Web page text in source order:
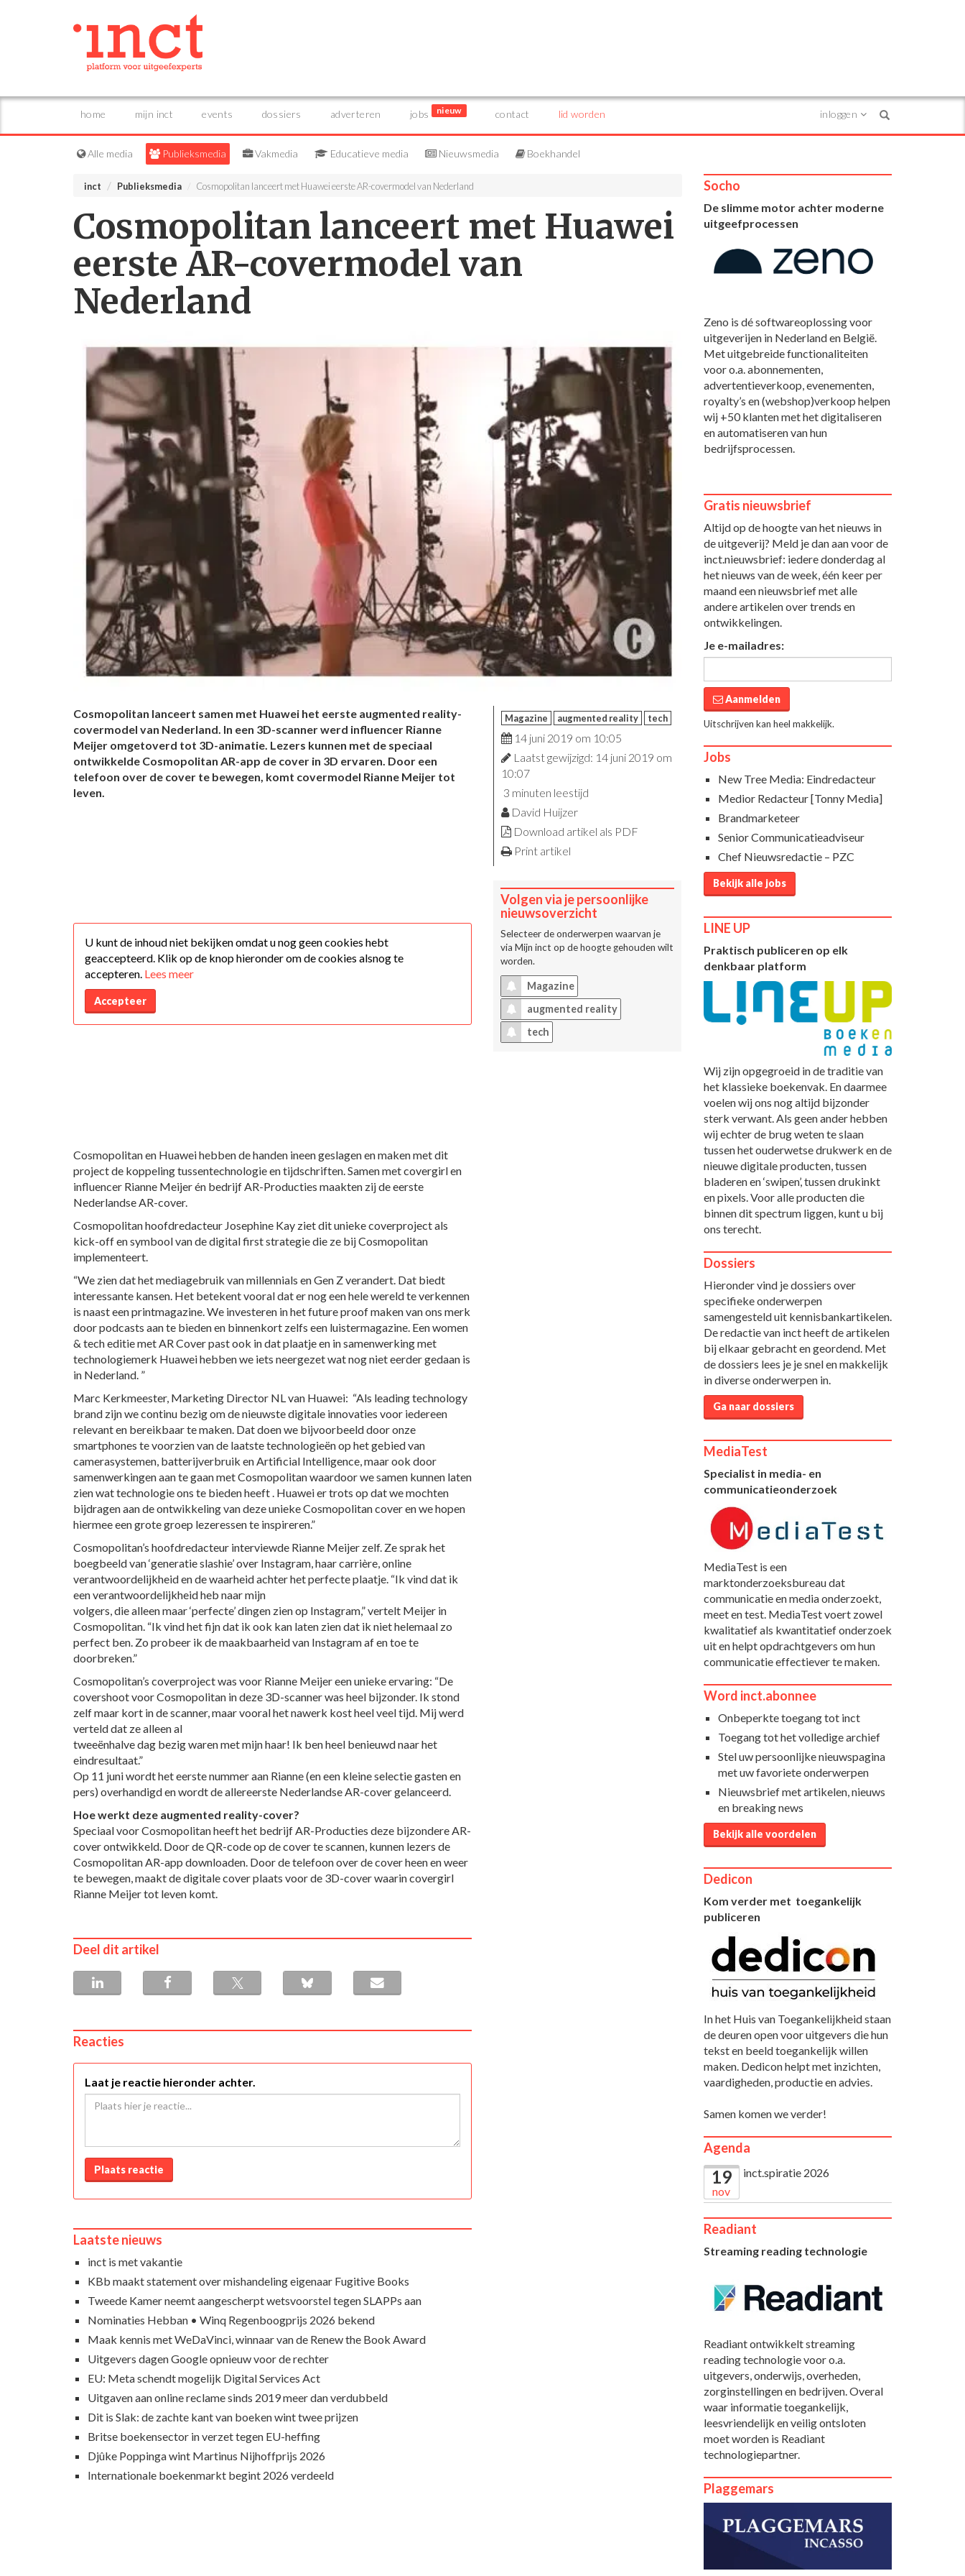
home mijn inct events dossiers adverteren jobs nieuw contact lid worden inloggen
Alle media Publieksmedia Vakmedia Educatieve media Nieuwsmedia Boekhandel
inct Publieksmedia Cosmopolitan lanceert met Huawei eerste AR-covermodel van Nederland
Cosmopolitan lanceert met Huawei
eerste AR-covermodel van
Nederland
Cosmopolitan lanceert samen met Huawei het eerste augmented reality-
covermodel van Nederland. In een 3D-scanner werd influencer Rianne
Meijer omgetoverd tot 3D-animatie. Lezers kunnen met de speciaal
ontwikkelde Cosmopolitan AR-app de cover in 3D ervaren. Door een
telefoon over de cover te bewegen, komt covermodel Rianne Meijer tot
leven.
U kunt de inhoud niet bekijken omdat u nog geen cookies hebt
geaccepteerd. Klik op de knop hieronder om de cookies alsnog te
accepteren. Lees meer
Accepteer
Cosmopolitan en Huawei hebben de handen ineen geslagen en maken met dit
project de koppeling tussentechnologie en tijdschriften. Samen met covergirl en
influencer Rianne Meijer én bedrijf AR-Producties maakten zij de eerste
Nederlandse AR-cover.
Cosmopolitan hoofdredacteur Josephine Kay ziet dit unieke coverproject als
kick-off en symbool van de digital first strategie die ze bij Cosmopolitan
implementeert.
“We zien dat het mediagebruik van millennials en Gen Z verandert. Dat biedt
interessante kansen. Het betekent vooral dat er nog een hele wereld te verkennen
is naast een printmagazine. We investeren in het future proof maken van ons merk
door podcasts aan te bieden en binnenkort zelfs een luistermagazine. Een women
& tech editie met AR Cover past ook in dat plaatje en in samenwerking met
technologiemerk Huawei hebben we iets neergezet wat nog niet eerder gedaan is
in Nederland. ”
Marc Kerkmeester, Marketing Director NL van Huawei: “Als leading technology
brand zijn we continu bezig om de nieuwste digitale innovaties voor iedereen
relevant en bereikbaar te maken. Dat doen we bijvoorbeeld door onze
smartphones te voorzien van de laatste technologieën op het gebied van
camerasystemen, batterijverbruik en Artificial Intelligence, maar ook door
samenwerkingen aan te gaan met Cosmopolitan waardoor we samen kunnen laten
zien wat technologie ons te bieden heeft . Huawei er trots op dat we mochten
bijdragen aan de ontwikkeling van deze unieke Cosmopolitan cover en we hopen
hiermee een grote groep lezeressen te inspireren.”
Cosmopolitan’s hoofdredacteur interviewde Rianne Meijer zelf. Ze sprak het
boegbeeld van ‘generatie slashie’ over Instagram, haar carrière, online
verantwoordelijkheid en de waarheid achter het perfecte plaatje. “Ik vind dat ik
een verantwoordelijkheid heb naar mijn
volgers, die alleen maar ‘perfecte’ dingen zien op Instagram,” vertelt Meijer in
Cosmopolitan. “Ik vind het fijn dat ik ook kan laten zien dat ik niet helemaal zo
perfect ben. Zo probeer ik de maakbaarheid van Instagram af en toe te
doorbreken.”
Cosmopolitan’s coverproject was voor Rianne Meijer een unieke ervaring: “De
covershoot voor Cosmopolitan in deze 3D-scanner was heel bijzonder. Ik stond
zelf maar kort in de scanner, maar vooral het nawerk kost heel veel tijd. Mij werd
verteld dat ze alleen al
tweeënhalve dag bezig waren met mijn haar! Ik ben heel benieuwd naar het
eindresultaat.”
Op 11 juni wordt het eerste nummer aan Rianne (en een kleine selectie gasten en
pers) overhandigd en wordt de allereerste Nederlandse AR-cover gelanceerd.
Hoe werkt deze augmented reality-cover?
Speciaal voor Cosmopolitan heeft het bedrijf AR-Producties deze bijzondere AR-
cover ontwikkeld. Door de QR-code op de cover te scannen, kunnen lezers de
Cosmopolitan AR-app downloaden. Door de telefoon over de cover heen en weer
te bewegen, maakt de digitale cover plaats voor de 3D-cover waarin covergirl
Rianne Meijer tot leven komt.
Magazine augmented reality tech
14 juni 2019 om 10:05
Laatst gewijzigd: 14 juni 2019 om
10:07
3 minuten leestijd
David Huijzer
Download artikel als PDF
Print artikel
Volgen via je persoonlijke
nieuwsoverzicht
Selecteer de onderwerpen waarvan je
via Mijn inct op de hoogte gehouden wilt
worden.
Magazine
augmented reality
tech
Deel dit artikel
Reacties
Laat je reactie hieronder achter.
Plaats reactie
Laatste nieuws
inct is met vakantie
KBb maakt statement over mishandeling eigenaar Fugitive Books
Tweede Kamer neemt aangescherpt wetsvoorstel tegen SLAPPs aan
Nominaties Hebban • Winq Regenboogprijs 2026 bekend
Maak kennis met WeDaVinci, winnaar van de Renew the Book Award
Uitgevers dagen Google opnieuw voor de rechter
EU: Meta schendt mogelijk Digital Services Act
Uitgaven aan online reclame sinds 2019 meer dan verdubbeld
Dit is Slak: de zachte kant van boeken wint twee prijzen
Britse boekensector in verzet tegen EU-heffing
Djûke Poppinga wint Martinus Nijhoffprijs 2026
Internationale boekenmarkt begint 2026 verdeeld
Socho
De slimme motor achter moderne
uitgeefprocessen
Zeno is dé softwareoplossing voor
uitgeverijen in Nederland en België.
Met uitgebreide functionaliteiten
voor o.a. abonnementen,
advertentieverkoop, evenementen,
royalty’s en (webshop)verkoop helpen
wij +50 klanten met het digitaliseren
en automatiseren van hun
bedrijfsprocessen.
Gratis nieuwsbrief
Altijd op de hoogte van het nieuws in
de uitgeverij? Meld je dan aan voor de
inct.nieuwsbrief: iedere donderdag al
het nieuws van de week, één keer per
maand een nieuwsbrief met alle
andere artikelen over trends en
ontwikkelingen.
Je e-mailadres:
Aanmelden
Uitschrijven kan heel makkelijk.
Jobs
New Tree Media: Eindredacteur
Medior Redacteur [Tonny Media]
Brandmarketeer
Senior Communicatieadviseur
Chef Nieuwsredactie – PZC
Bekijk alle jobs
LINE UP
Praktisch publiceren op elk
denkbaar platform
Wij zijn opgegroeid in de traditie van
het klassieke boekenvak. En daarmee
voelen wij ons nog altijd bijzonder
sterk verwant. Als geen ander hebben
wij echter de brug weten te slaan
tussen het ouderwetse drukwerk en de
nieuwe digitale producten, tussen
bladeren en ‘swipen’, tussen drukinkt
en pixels. Voor alle producten die
binnen dit spectrum liggen, kunt u bij
ons terecht.
Dossiers
Hieronder vind je dossiers over
specifieke onderwerpen
samengesteld uit kennisbankartikelen.
De redactie van inct heeft de artikelen
bij elkaar gebracht en geordend. Met
de dossiers lees je je snel en makkelijk
in diverse onderwerpen in.
Ga naar dossiers
MediaTest
Specialist in media- en
communicatieonderzoek
MediaTest is een
marktonderzoeksbureau dat
communicatie en media onderzoekt,
meet en test. MediaTest voert zowel
kwalitatief als kwantitatief onderzoek
uit en helpt opdrachtgevers om hun
communicatie effectiever te maken.
Word inct.abonnee
Onbeperkte toegang tot inct
Toegang tot het volledige archief
Stel uw persoonlijke nieuwspagina
met uw favoriete onderwerpen
Nieuwsbrief met artikelen, nieuws
en breaking news
Bekijk alle voordelen
Dedicon
Kom verder met toegankelijk
publiceren
In het Huis van Toegankelijkheid staan
de deuren open voor uitgevers die hun
tekst en beeld toegankelijk willen
maken. Dedicon helpt met inzichten,
vaardigheden, productie en advies.
Samen komen we verder!
Agenda
19
nov
inct.spiratie 2026
Readiant
Streaming reading technologie
Readiant ontwikkelt streaming
reading technologie voor o.a.
uitgevers, onderwijs, overheden,
zorginstellingen en bedrijven. Overal
waar informatie toegankelijk,
leesvriendelijk en veilig ontsloten
moet worden is Readiant
technologiepartner.
Plaggemars